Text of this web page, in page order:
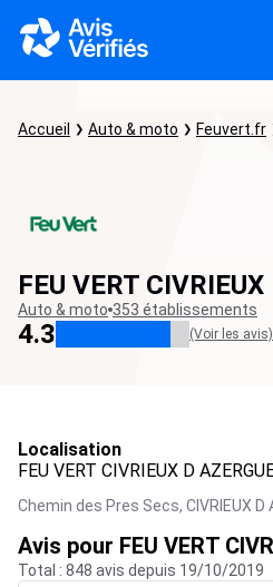
Accueil Auto & moto Feuvert.fr
FEU VERT CIVRIEUX
Auto & moto 353 établissements
4.3 (Voir les avis)
Localisation
FEU VERT CIVRIEUX D
Chemin des Pres Secs, CIVRIEUX D
Avis pour FEU VERT
Total : 848 avis depuis 19/10/2019